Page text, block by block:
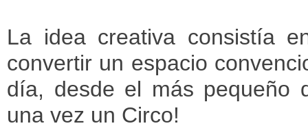
La idea creativa consistía
convertir un espacio
día, desde el más pequeño
una vez un Circo!